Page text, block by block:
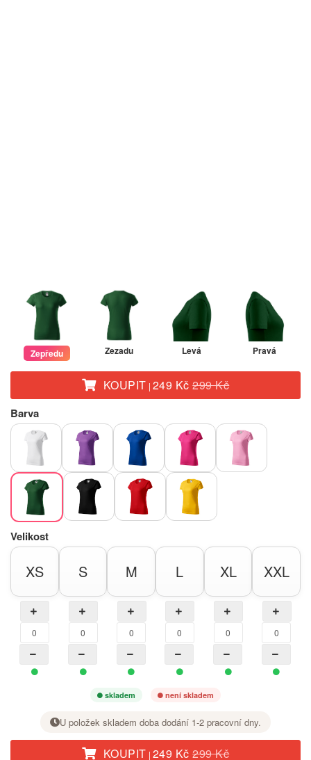
Zepředu Zezadu Levá Pravá
KOUPIT | 249 Kč299 Kč
Barva
Velikost
XS S M L XL XXL
skladem není skladem
U položek skladem doba dodání 1-2 pracovní dny.
KOUPIT | 249 Kč299 Kč